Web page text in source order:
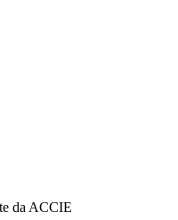
da ACCIE